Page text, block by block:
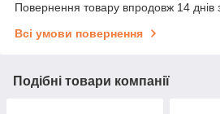
Повернення товару впродовж 14 днів
Всі умови повернення
Подібні товари компанії